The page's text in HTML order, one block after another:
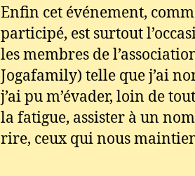
Enfin cet événement,
participé, est surtout
les membres de
Jogafamily) telle que j’ai
j’ai pu m’évader, loin de
la fatigue, assister à un
rire, ceux qui nous